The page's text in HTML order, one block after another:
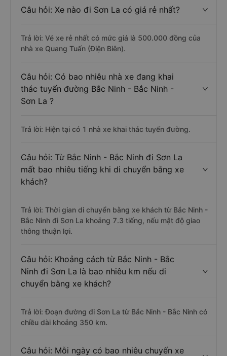
Câu hỏi: Xe nào đi Sơn La có giá rẻ nhất?
Trả lời: Vé xe rẻ nhất có mức giá là 500.000 đồng của
nhà xe Quang Tuấn (Điện Biên).
Câu hỏi: Có bao nhiêu nhà xe đang khai
thác tuyến đường Bắc Ninh - Bắc Ninh -
Sơn La ?
Trả lời: Hiện tại có 1 nhà xe khai thác tuyến đường.
Câu hỏi: Từ Bắc Ninh - Bắc Ninh đi Sơn La
mất bao nhiêu tiếng khi di chuyển bằng xe
khách?
Trả lời: Thời gian di chuyển bằng xe khách từ Bắc Ninh -
Bắc Ninh đi Sơn La khoảng 7.3 tiếng, nếu mật độ giao
thông thuận lợi.
Câu hỏi: Khoảng cách từ Bắc Ninh - Bắc
Ninh đi Sơn La là bao nhiêu km nếu di
chuyển bằng xe khách?
Trả lời: Đoạn đường đi Sơn La từ Bắc Ninh - Bắc Ninh có
chiều dài khoảng 350 km.
Câu hỏi: Mỗi ngày có bao nhiêu chuyến xe